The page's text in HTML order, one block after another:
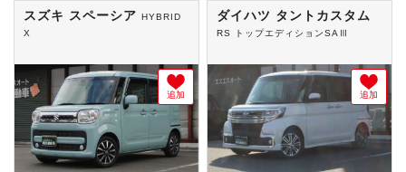
スズキ スペーシア HYBRID
X
追加
ダイハツ タントカスタム
RS トップエディションSAⅢ
追加